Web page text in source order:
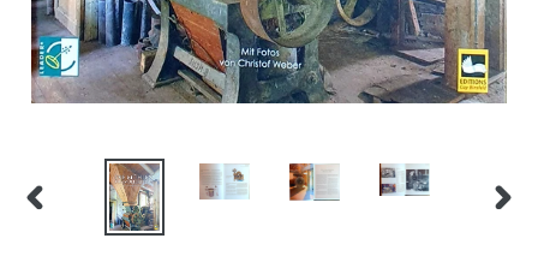
VORHERIGER